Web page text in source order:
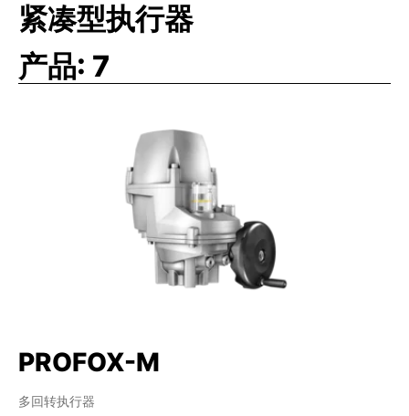
紧凑型执行器
产品: 7
PROFOX-M
多回转执行器